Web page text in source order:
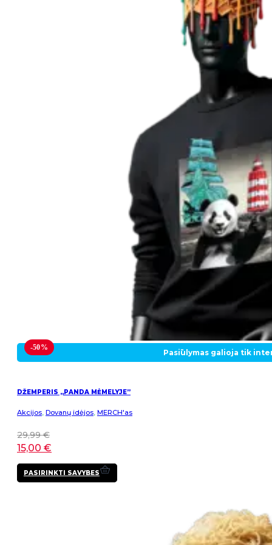
-50%
Pasiūlymas galioja tik
DŽEMPERIS „PANDA MĖMELYJE”
Akcijos, Dovanų idėjos, MERCH'as
29,99€
15,00 €
PASIRINKTI SAVYBES
This
product